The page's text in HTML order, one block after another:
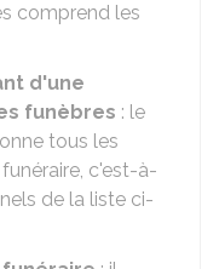
comprend les
d'une
funèbres : le
tous les
c'est-à-
de la liste ci-